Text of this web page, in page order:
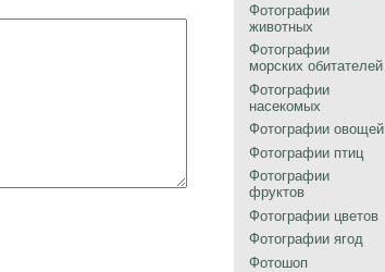
Фотографии
животных
Фотографии
морских обитателей
Фотографии
насекомых
Фотографии овощей
Фотографии птиц
Фотографии
фруктов
Фотографии цветов
Фотографии ягод
Фотошоп